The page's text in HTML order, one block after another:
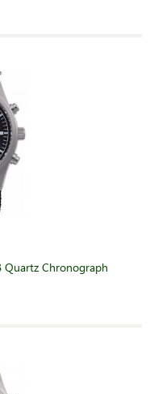
Quartz Chronograph